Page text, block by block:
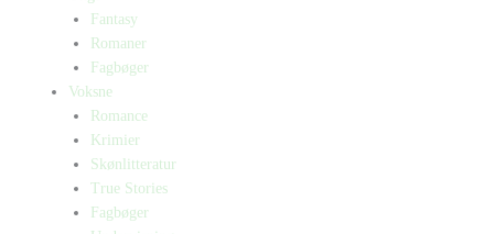
Fantasy
Romaner
Fagbøger
Voksne
Romance
Krimier
Skønlitteratur
True Stories
Fagbøger